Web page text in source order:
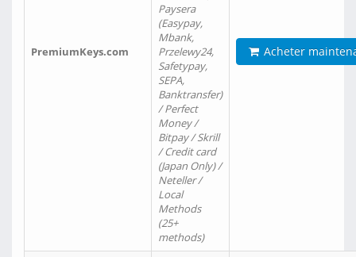
PremiumKeys.com
Paysera
(Easypay,
Mbank,
Przelewy24,
Safetypay,
SEPA,
Banktransfer)
/ Perfect
Money /
Bitpay / Skrill
/ Credit card
(Japan Only) /
Neteller /
Local
Methods
(25+
methods)
Acheter